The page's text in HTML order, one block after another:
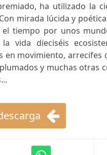
ha utilizado la
mirada lúcida y
tiempo por unos
vida dieciséis
movimiento, arrecifes
y muchas otras